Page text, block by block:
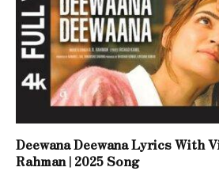
Deewana Deewana Lyrics With
Rahman | 2025 Song